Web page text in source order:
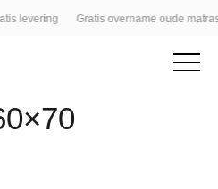
levering Gratis overname oude matras